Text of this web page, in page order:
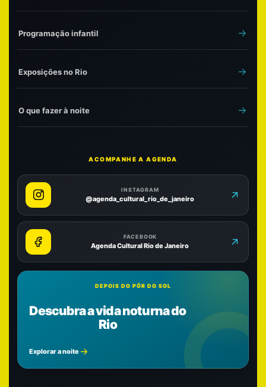
Programação infantil
Exposições no Rio
O que fazer à noite
ACOMPANHE A AGENDA
INSTAGRAM
@agenda_cultural_rio_de_janeiro
FACEBOOK
Agenda Cultural Rio de Janeiro
DEPOIS DO PÔR DO SOL
Descubra a vida noturna do
Rio
Explorar a noite